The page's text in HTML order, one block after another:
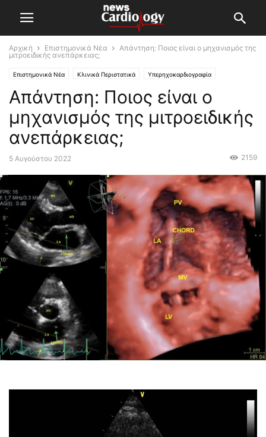
Αρχική Επιστημονικά Νέα
Απάντηση: Ποιος είναι ο μηχανισμός της
μιτροειδικής ανεπάρκειας;
Επιστημονικά Νέα Κλινικά Περιστατικά Υπερηχοκαρδιογραφία
Απάντηση: Ποιος είναι ο
μηχανισμός της μιτροειδικής
ανεπάρκειας;
5 Αυγούστου 2022 2159